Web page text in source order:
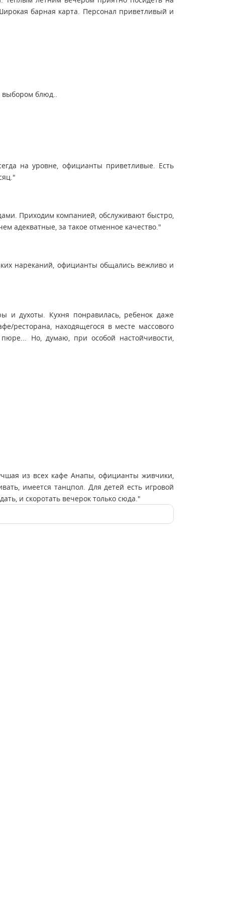
барная карта. Персонал приветливый и
выбором блюд..
на уровне, официанты приветливые. Есть
Приходим компанией, обслуживают быстро,
адекватные, за такое отменное качество."
нареканий, официанты общались вежливо и
и духоты. Кухня понравилась, ребенок даже
ресторана, находящегося в месте массового
Но, думаю, при особой настойчивости,
из всех кафе Анапы, официанты живчики,
имеется танцпол. Для детей есть игровой
и скоротать вечерок только сюда."